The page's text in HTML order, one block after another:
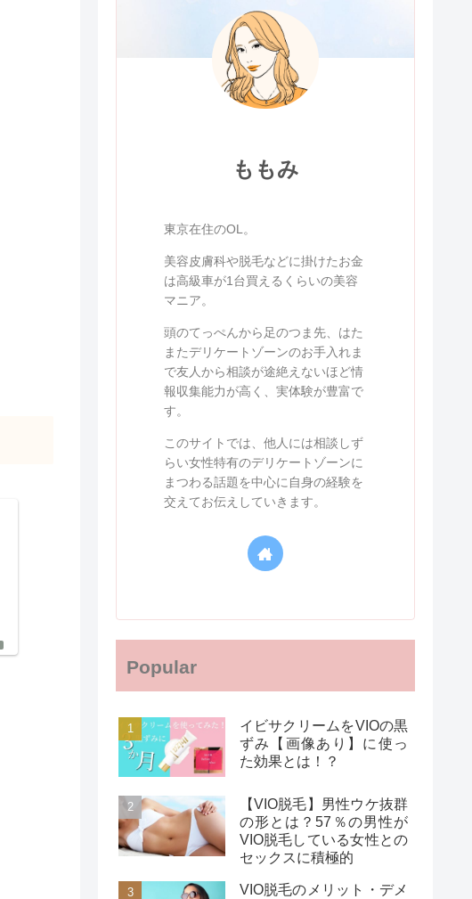
ももみ
東京在住のOL。
美容皮膚科や脱毛などに掛けたお金
は高級車が1台買えるくらいの美容
マニア。
頭のてっぺんから足のつま先、はた
またデリケートゾーンのお手入れま
で友人から相談が途絶えないほど情
報収集能力が高く、実体験が豊富で
す。
このサイトでは、他人には相談しず
らい女性特有のデリケートゾーンに
まつわる話題を中心に自身の経験を
交えてお伝えしていきます。
Popular
イビサクリームをVIOの黒
ずみ【画像あり】に使っ
た効果とは！？
【VIO脱毛】男性ウケ抜群
の形とは？57％の男性が
VIO脱毛している女性との
セックスに積極的
VIO脱毛のメリット・デメ